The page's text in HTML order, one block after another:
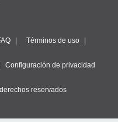
Términos de uso
Configuración de privacidad
reservados